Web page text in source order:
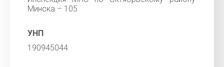
Минска – 105
УНП
190945044